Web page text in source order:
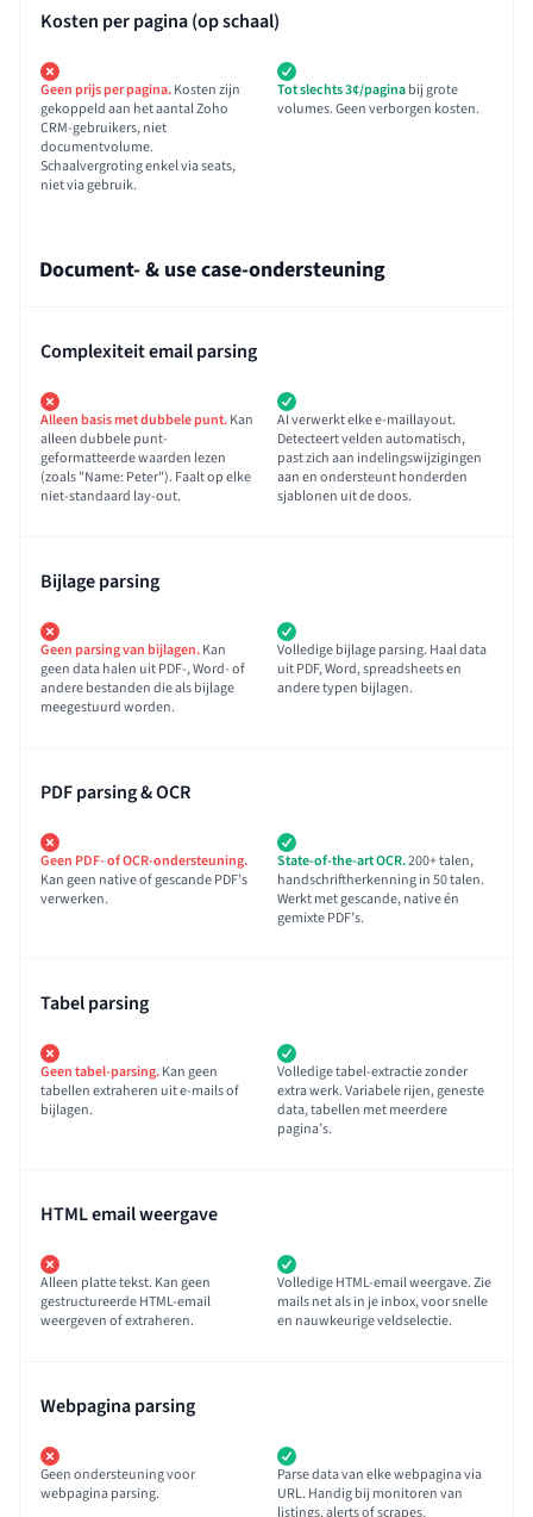
Kosten per pagina (op schaal)
Geen prijs per pagina.Kosten zijn
gekoppeld aan het aantal Zoho
CRM-gebruikers, niet
documentvolume.
Schaalvergroting enkel via seats,
niet via gebruik.
Tot slechts 3¢/paginabij grote
volumes. Geen verborgen kosten.
Document- & use case-ondersteuning
Complexiteit email parsing
Alleen basis met dubbele punt.Kan
alleen dubbele punt-
geformatteerde waarden lezen
(zoals "Name: Peter"). Faalt op elke
niet-standaard lay-out.
AI verwerkt elke e-maillayout.
Detecteert velden automatisch,
past zich aan indelingswijzigingen
aan en ondersteunt honderden
sjablonen uit de doos.
Bijlage parsing
Geen parsing van bijlagen.Kan
geen data halen uit PDF-, Word- of
andere bestanden die als bijlage
meegestuurd worden.
Volledige bijlage parsing. Haal data
uit PDF, Word, spreadsheets en
andere typen bijlagen.
PDF parsing & OCR
Geen PDF- of OCR-ondersteuning.
Kan geen native of gescande PDF’s
verwerken.
State-of-the-art OCR.200+ talen,
handschriftherkenning in 50 talen.
Werkt met gescande, native én
gemixte PDF’s.
Tabel parsing
Geen tabel-parsing.Kan geen
tabellen extraheren uit e-mails of
bijlagen.
Volledige tabel-extractie zonder
extra werk. Variabele rijen, geneste
data, tabellen met meerdere
pagina’s.
HTML email weergave
Alleen platte tekst. Kan geen
gestructureerde HTML-email
weergeven of extraheren.
Volledige HTML-email weergave. Zie
mails net als in je inbox, voor snelle
en nauwkeurige veldselectie.
Webpagina parsing
Geen ondersteuning voor
webpagina parsing.
Parse data van elke webpagina via
URL. Handig bij monitoren van
listings, alerts of scrapes.